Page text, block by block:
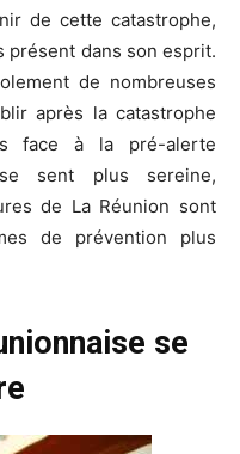
de cette catastrophe,
présent dans son esprit.
de nombreuses
après la catastrophe
face à la pré-alerte
sent plus sereine,
de La Réunion sont
de prévention plus
se